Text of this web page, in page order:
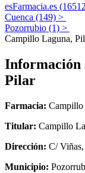
esFarmacia.es
Cuenca (149) >
Pozorrubio (1) >
Campillo Laguna,
Información
Pilar
Farmacia: Campillo
Titular: Campillo
Dirección: C/
Municipio: